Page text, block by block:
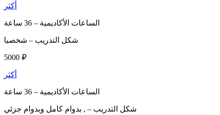
أكثر
الساعات الأكاديمية –
شكل التدريب – شخصيا
5000 ₽
أكثر
الساعات الأكاديمية –
شكل التدريب – , بدوام كامل وبدوام جزئي